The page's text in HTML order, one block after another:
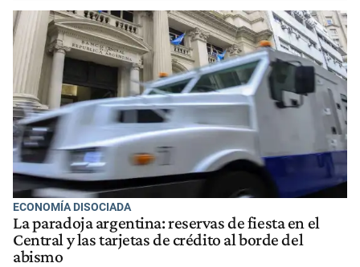
ECONOMÍA DISOCIADA
La paradoja argentina: reservas de fiesta en el
Central y las tarjetas de crédito al borde del
abismo